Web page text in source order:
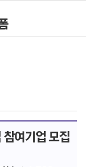
여기업 모집